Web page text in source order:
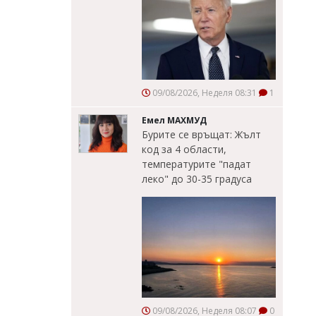
09/08/2026, Неделя 08:31 1
Емел МАХМУД
Бурите се връщат: Жълт
код за 4 области,
температурите "падат
леко" до 30-35 градуса
09/08/2026, Неделя 08:07 0